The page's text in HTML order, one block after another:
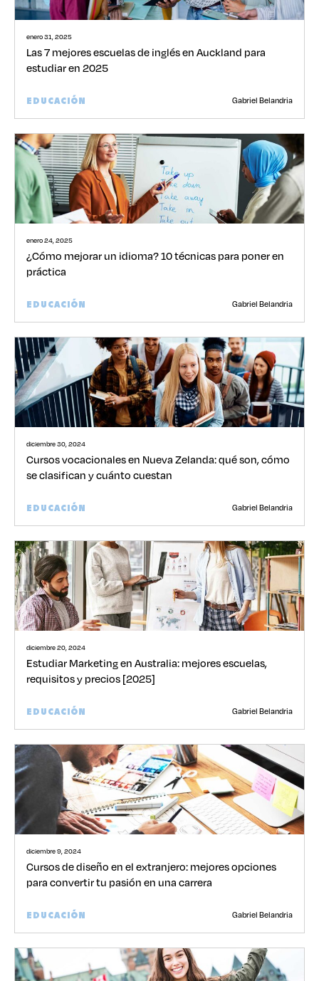
enero 31, 2025
Las 7 mejores escuelas de inglés en Auckland para
estudiar en 2025
EDUCACIÓN Gabriel Belandria
enero 24, 2025
¿Cómo mejorar un idioma? 10 técnicas para poner en
práctica
EDUCACIÓN Gabriel Belandria
diciembre 30, 2024
Cursos vocacionales en Nueva Zelanda: qué son, cómo
se clasifican y cuánto cuestan
EDUCACIÓN Gabriel Belandria
diciembre 20, 2024
Estudiar Marketing en Australia: mejores escuelas,
requisitos y precios [2025]
EDUCACIÓN Gabriel Belandria
diciembre 9, 2024
Cursos de diseño en el extranjero: mejores opciones
para convertir tu pasión en una carrera
EDUCACIÓN Gabriel Belandria